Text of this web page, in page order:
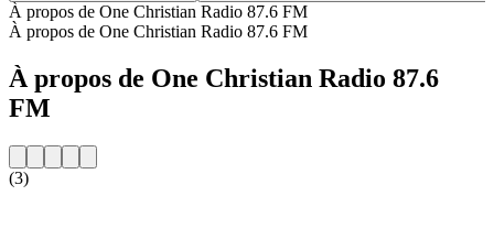
À propos de One Christian Radio 87.6 FM
À propos de One Christian Radio 87.6 FM
À propos de One Christian Radio 87.6
FM
(3)